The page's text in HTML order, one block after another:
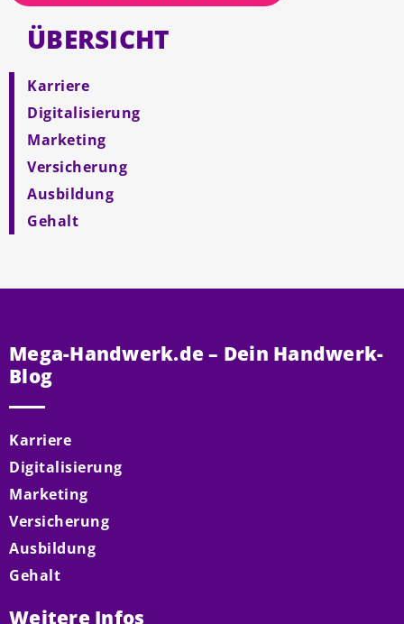
ÜBERSICHT
Karriere
Digitalisierung
Marketing
Versicherung
Ausbildung
Gehalt
Mega-Handwerk.de – Dein Handwerk-
Blog
Karriere
Digitalisierung
Marketing
Versicherung
Ausbildung
Gehalt
Weitere Infos